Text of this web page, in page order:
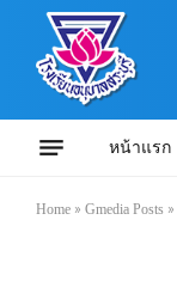
หน้าแรก
Home » Gmedia Posts »